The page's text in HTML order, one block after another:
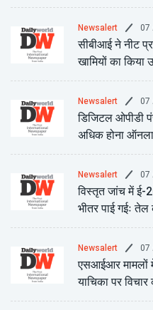
Newsalert 07
सीबीआई ने नीट
खामियों का किया
Newsalert 07
डिजिटल ओपीडी
अधिक होना
Newsalert 07
विस्तृत जांच में ई-
भीतर पाई गईः
Newsalert 07
एसआईआर मामलों
याचिका पर